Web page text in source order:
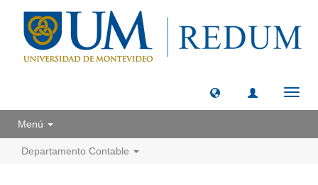
Menú
Departamento Contable